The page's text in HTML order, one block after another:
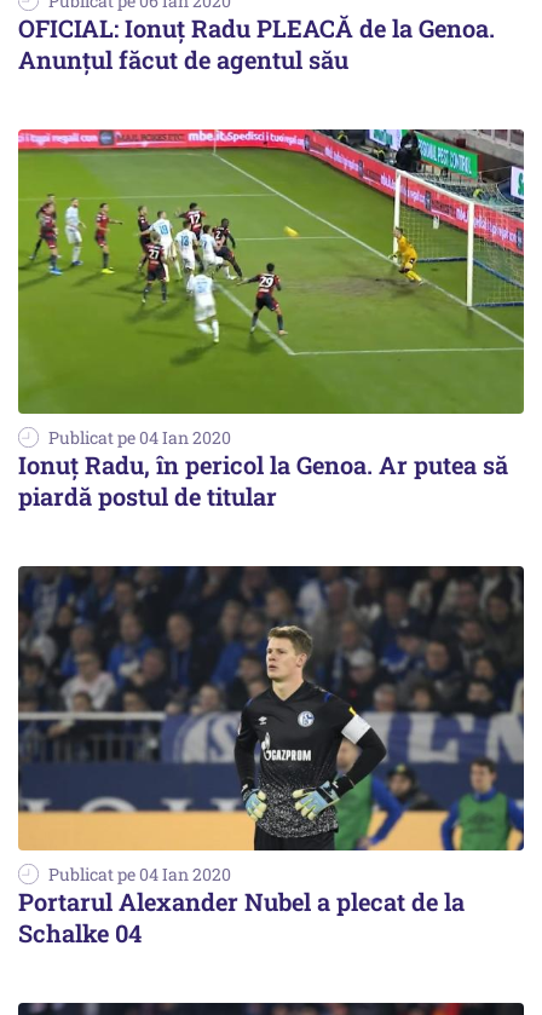
OFICIAL: Ionuț Radu PLEACĂ de la Genoa.
Anunțul făcut de agentul său
Publicat pe 04 Ian 2020
Ionuţ Radu, în pericol la Genoa. Ar putea să
piardă postul de titular
Publicat pe 04 Ian 2020
Portarul Alexander Nubel a plecat de la
Schalke 04